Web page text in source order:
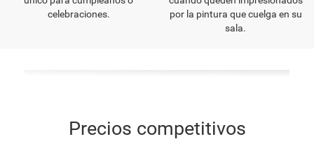
celebraciones.
por la pintura que cuelga en su
sala.
Precios competitivos